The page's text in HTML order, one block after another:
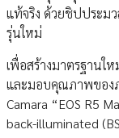
แท้จริง ด้วยชิปประม
รุ่นใหม่
เพื่อสร้างมาตรฐานให
และมอบคุณภาพของ
Camara “EOS R5
back-illuminated